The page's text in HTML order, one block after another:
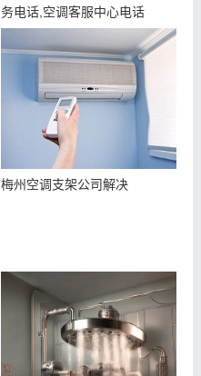
务电话,空调客服中心电话
梅州空调支架公司解决